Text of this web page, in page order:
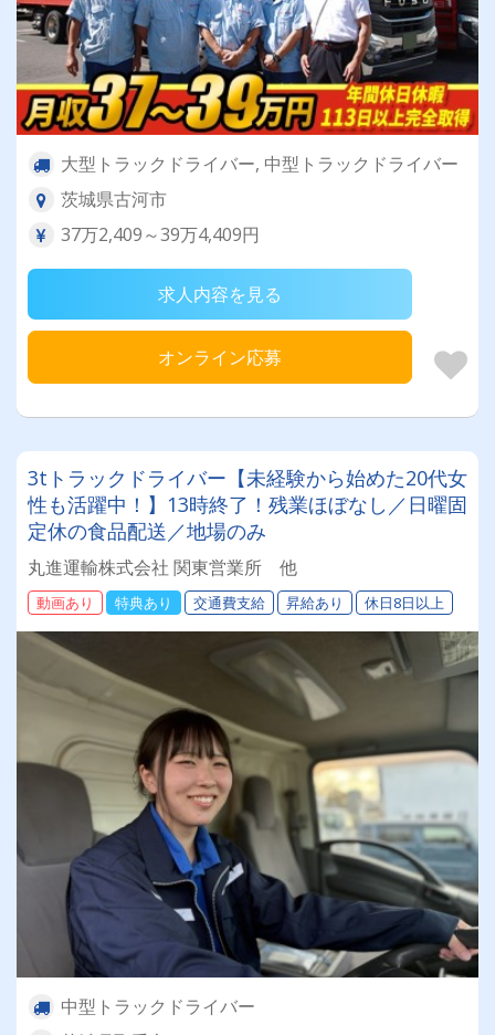
大型トラックドライバー, 中型トラックドライバー
茨城県古河市
37万2,409～39万4,409円
求人内容を見る
オンライン応募
3tトラックドライバー【未経験から始めた20代女
性も活躍中！】13時終了！残業ほぼなし／日曜固
定休の食品配送／地場のみ
丸進運輸株式会社 関東営業所 他
動画あり 特典あり 交通費支給 昇給あり 休日8日以上
中型トラックドライバー